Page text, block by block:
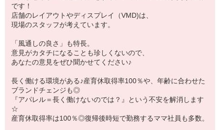
です！
店舗のレイアウトやディスプレイ（VMD)は、
現場のスタッフが考えています。
「風通しの良さ」も特長。
意見がカタチになることも珍しくないので、
あなたの意見をぜひ聞かせてください♪
長く働ける環境がある♪産育休取得率100％や、年齢に合わせた
ブランドチェンジも◎
『アパレル＝長く働けないのでは？』という不安を解消します
☆
産育休取得率は100％◎復帰後時短で勤務するママ社員も多数。